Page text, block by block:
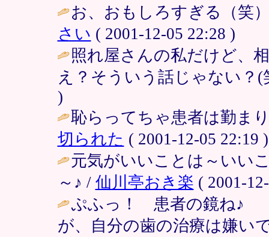
お、おもしろすぎる（笑
さい ( 2001-12-05 22:28 )
照れ屋さんの私だけど、
え？そういう話じゃない？
)
恥らってちゃ患者は勤ま
切られた ( 2001-12-05 22:19 )
元気がいいことは～いい
～♪ / 仙川亭おき楽 ( 2001-
ぷふっ！ 患者の鏡ね♪
が、自分の歯の治療は嫌い